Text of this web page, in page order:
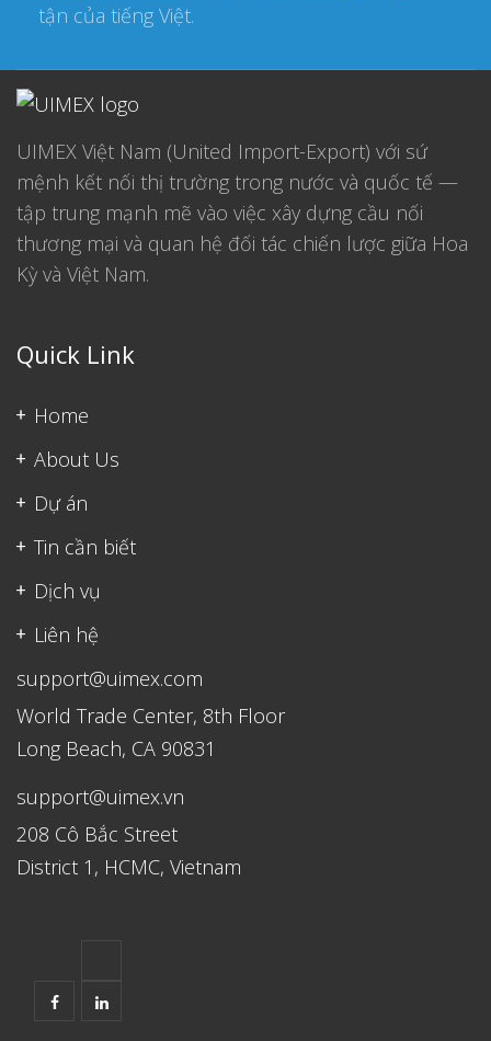
tận của tiếng Việt.
UIMEX Việt Nam (United Import-Export) với sứ
mệnh kết nối thị trường trong nước và quốc tế —
tập trung mạnh mẽ vào việc xây dựng cầu nối
thương mại và quan hệ đối tác chiến lược giữa Hoa
Kỳ và Việt Nam.
Quick Link
Home
About Us
Dự án
Tin cần biết
Dịch vụ
Liên hệ
support@uimex.com
World Trade Center, 8th Floor
Long Beach, CA 90831
support@uimex.vn
208 Cô Bắc Street
District 1, HCMC, Vietnam